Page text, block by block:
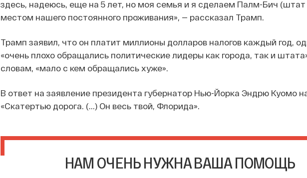
здесь, надеюсь, еще на 5 лет, но моя семья и я сделаем Палм-Бич
местом нашего постоянного проживания», — рассказал Трамп.
Трамп заявил, что он платит миллионы долларов налогов каждый год,
«очень плохо обращались политические лидеры как города, так и
словам, «мало с кем обращались хуже».
В ответ на заявление президента губернатор Нью-Йорка Эндрю Куомо
«Скатертью дорога. (...) Он весь твой, Флорида».
НАМ ОЧЕНЬ НУЖНА ВАША ПОМОЩЬ